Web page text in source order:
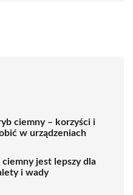
ciemny – korzyści i
w urządzeniach
jest lepszy dla
i wady